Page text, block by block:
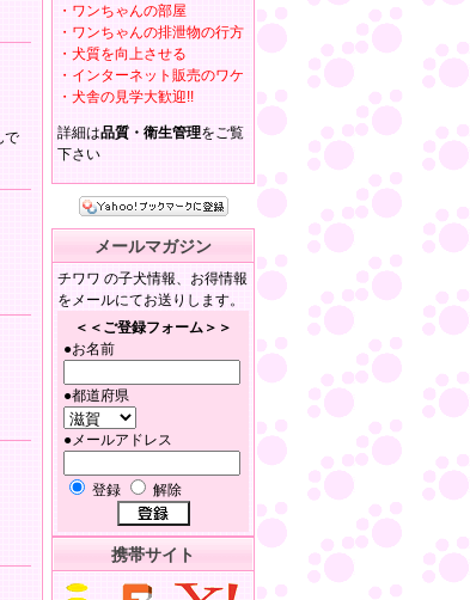
で
・ワンちゃんの部屋
・ワンちゃんの排泄物の行方
・犬質を向上させる
・インターネット販売のワケ
・犬舎の見学大歓迎!!
詳細は品質・衛生管理をご覧
下さい
メールマガジン
チワワ の子犬情報、お得情報
をメールにてお送りします。
＜＜ご登録フォーム＞＞
●お名前
●都道府県
●メールアドレス
登録 解除
携帯サイト